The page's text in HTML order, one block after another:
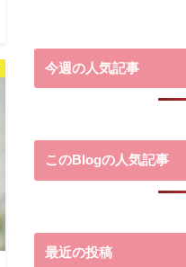
今週の人気記事
このBlogの人気記事
最近の投稿